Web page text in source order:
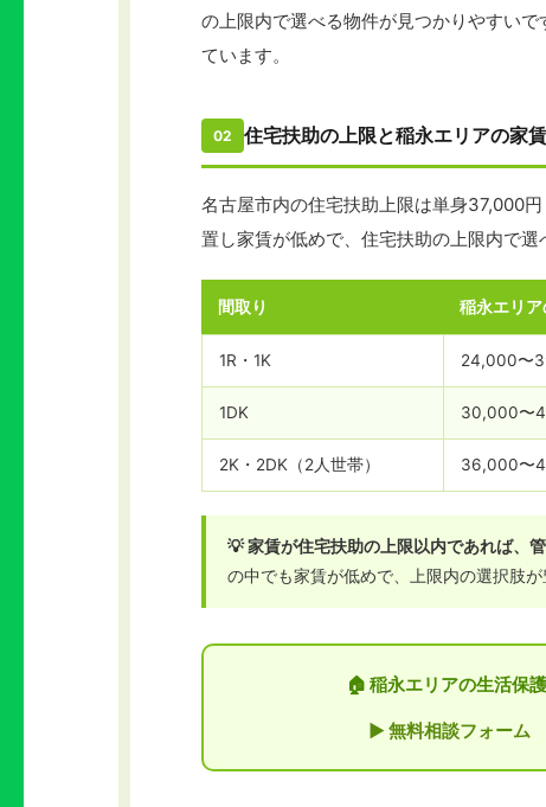
の上限内で選べる物件が見つかりやすい
ています。
02 住宅扶助の上限と稲永エリアの家
名古屋市内の住宅扶助上限は単身37,000
置し家賃が低めで、住宅扶助の上限内で選
間取り 稲永エリ
1R・1K 24,000〜
1DK 30,000〜
2K・2DK（2人世帯） 36,000〜
💡 家賃が住宅扶助の上限以内であれば、
の中でも家賃が低めで、上限内の選択肢が
🏠 稲永エリアの生活保
▶ 無料相談フォーム